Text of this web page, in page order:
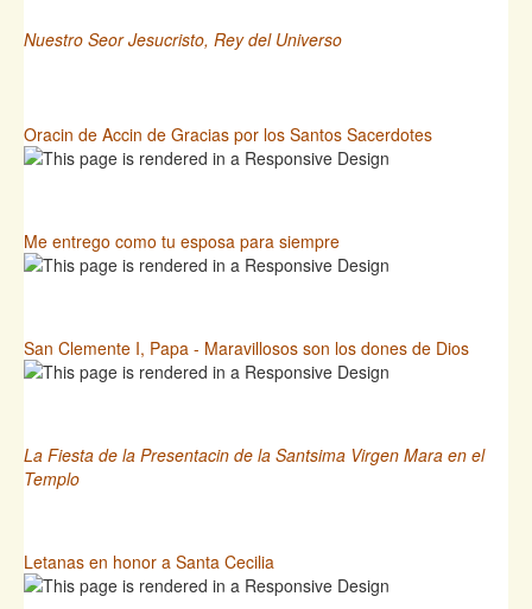
Nuestro Seor Jesucristo, Rey del Universo
Oracin de Accin de Gracias por los Santos Sacerdotes
Me entrego como tu esposa para siempre
San Clemente I, Papa - Maravillosos son los dones de Dios
La Fiesta de la Presentacin de la Santsima Virgen Mara en el
Templo
Letanas en honor a Santa Cecilia